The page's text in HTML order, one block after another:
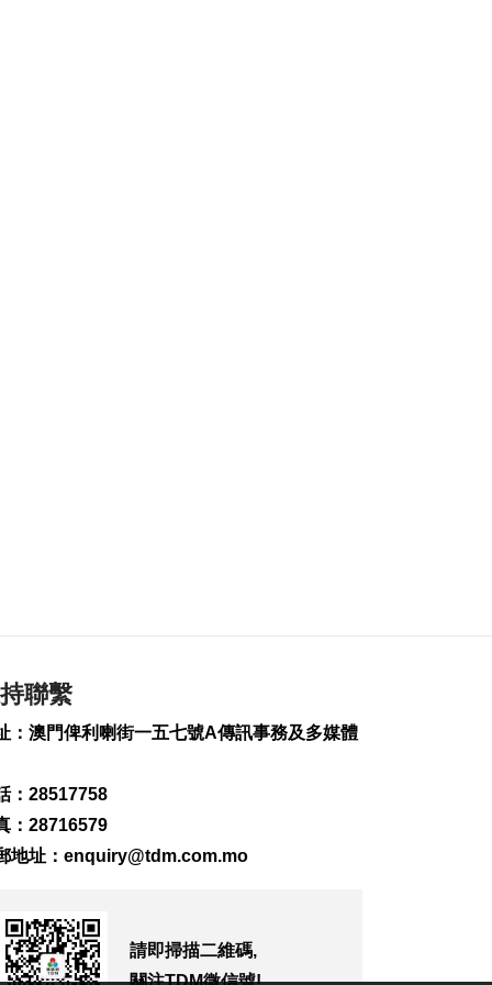
要性
需送院搶救
氹仔碼頭辦陀螺賽豐
富文旅體驗
聯繫
：澳門俾利喇街一五七號A傳訊事務及多媒體
：28517758
：28716579
地址： enquiry@tdm.com.mo
請即掃描二維碼,
關注TDM微信號!